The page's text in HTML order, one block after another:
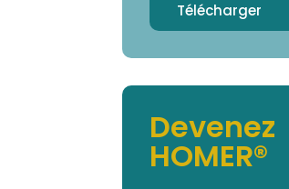
Télécharger
Devenez
HOMER®